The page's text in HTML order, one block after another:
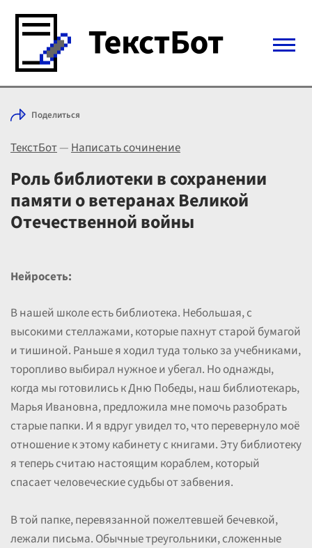
Войти с Telegram
Выбрать режим
Цены
Поделиться
ТекстБот—Написать сочинение
Роль библиотеки в сохранении
памяти о ветеранах Великой
Отечественной войны
Нейросеть:
В нашей школе есть библиотека. Небольшая, с
высокими стеллажами, которые пахнут старой бумагой
и тишиной. Раньше я ходил туда только за учебниками,
торопливо выбирал нужное и убегал. Но однажды,
когда мы готовились к Дню Победы, наш библиотекарь,
Марья Ивановна, предложила мне помочь разобрать
старые папки. И я вдруг увидел то, что перевернуло моё
отношение к этому кабинету с книгами. Эту библиотеку
я теперь считаю настоящим кораблем, который
спасает человеческие судьбы от забвения.
В той папке, перевязанной пожелтевшей бечевкой,
лежали письма. Обычные треугольники, сложенные